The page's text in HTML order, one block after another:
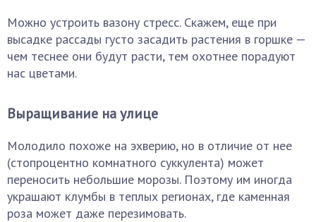
Можно устроить вазону стресс. Скажем, еще при
высадке рассады густо засадить растения в горшке —
чем теснее они будут расти, тем охотнее порадуют
нас цветами.
Выращивание на улице
Молодило похоже на эхверию, но в отличие от нее
(стопроцентно комнатного суккулента) может
переносить небольшие морозы. Поэтому им иногда
украшают клумбы в теплых регионах, где каменная
роза может даже перезимовать.